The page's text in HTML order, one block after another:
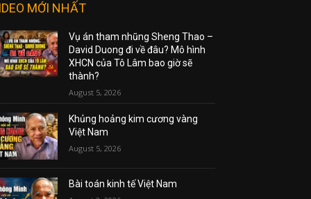
MỚI NHẤT
Vụ án tham nhũng Sheng Thao –
David Duong đi về đâu? Mô hình
XHCN của Tô Lâm bao giờ sẽ
thành?
August 5, 2026
Khủng hoảng kim cương vàng
Việt Nam
August 5, 2026
Bài toán kinh tế Việt Nam